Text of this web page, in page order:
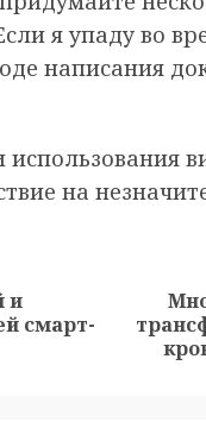
я упаду во
написания
использования
на
и
смарт-